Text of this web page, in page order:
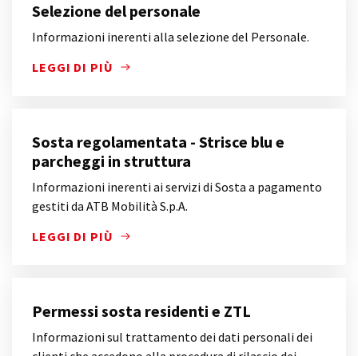
Selezione del personale
Informazioni inerenti alla selezione del Personale.
LEGGI DI PIÙ
INFORMAZIONI INERENTI ALLA SELEZIONE DEL
Sosta regolamentata - Strisce blu e
parcheggi in struttura
Informazioni inerenti ai servizi di Sosta a pagamento
gestiti da ATB Mobilità S.p.A.
LEGGI DI PIÙ
INFORMAZIONI INERENTI AI SERVIZI DI SOSTA A
Permessi sosta residenti e ZTL
Informazioni sul trattamento dei dati personali dei